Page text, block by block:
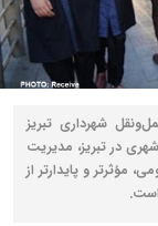
شهرداری تبریز
۴ میلیون سفر درون‌شهری در تبریز، مدیریت
و پایدارتر از